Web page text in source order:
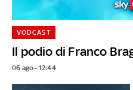
Il podio di Franco
VODCAST
06 ago - 12:44